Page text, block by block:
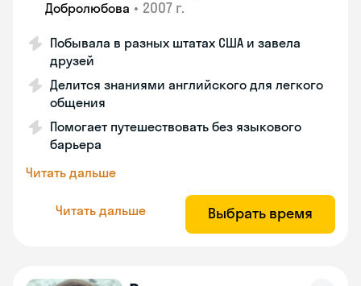
Добролюбова • 2007 г.
Побывала в разных штатах США и завела
друзей
Делится знаниями английского для легкого
общения
Помогает путешествовать без языкового
барьера
Читать дальше
Читать дальше Выбрать время